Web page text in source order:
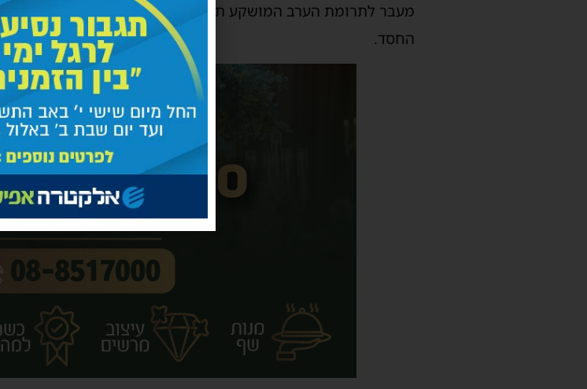
מעבר לתרומת הערב המושקע תרמו בעלי האולם גם ציוד יקר ערך
החסד.